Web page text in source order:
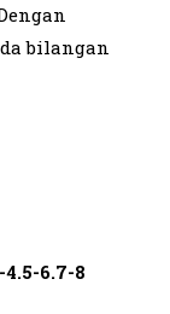
bilangan
6.7-8